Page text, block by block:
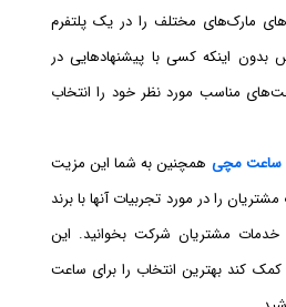
مارک‌های مختلف را در یک پلتفرم
بدون اینکه کسی با پیشنهادهایی در
مناسب مورد نظر خود را انتخاب
ساعت مچی همچنین به شما این مزیت
را در مورد تجربیات آنها با برند
مشتریان شرکت بخوانید. این
کند بهترین انتخاب را برای ساعت